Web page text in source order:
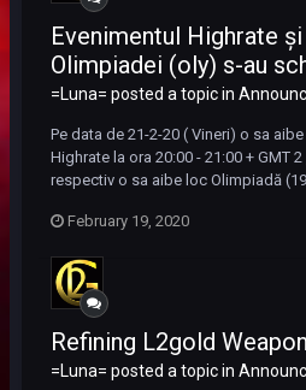
Evenimentul Highrate
Olimpiadei (oly) s-au
=Luna= posted a topic in
Pe data de 21-2-20 ( Vineri) o sa
Highrate la ora 20:00 - 21:00 + GMT
respectiv o sa aibe loc Olimpiadă
February 19, 2020
Refining L2gold
=Luna= posted a topic in